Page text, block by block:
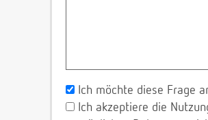
Ich möchte diese Frage
Ich akzeptiere die